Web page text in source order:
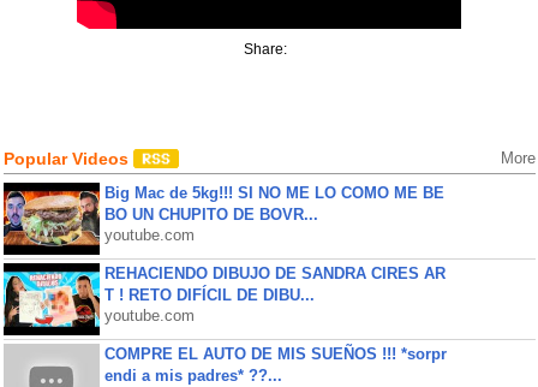
Share:
Popular Videos More
Big Mac de 5kg!!! SI NO ME LO COMO ME BE
BO UN CHUPITO DE BOVR...
youtube.com
REHACIENDO DIBUJO DE SANDRA CIRES AR
T ! RETO DIFÍCIL DE DIBU...
youtube.com
COMPRE EL AUTO DE MIS SUEÑOS !!! *sorpr
endi a mis padres* ??...